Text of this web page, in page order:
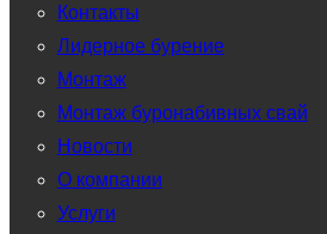
Контакты
Лидерное бурение
Монтаж
Монтаж буронабивных свай
Новости
О компании
Услуги